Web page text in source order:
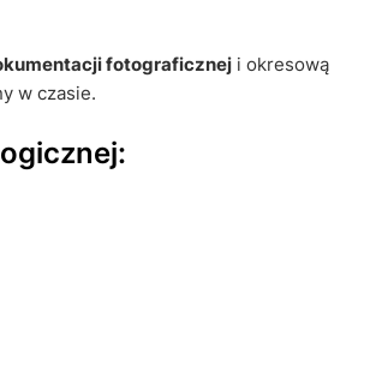
fotograficznej i okresową
w czasie.